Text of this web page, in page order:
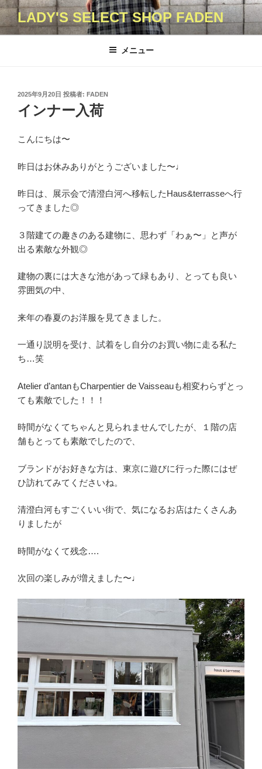
コ
ン
テ
LADY'S SELECT SHOP FADEN
メニュー
投
日:
2025年9月20日 投稿者: FADEN
インナー入荷
こんにちは〜
昨日はお休みありがとうございました〜♩
昨日は、展示会で清澄白河へ移転したHaus&terrasseへ行
ってきました◎
３階建ての趣きのある建物に、思わず「わぁ〜」と声が
出る素敵な外観◎
建物の裏には大きな池があって緑もあり、とっても良い
雰囲気の中、
来年の春夏のお洋服を見てきました。
一通り説明を受け、試着をし自分のお買い物に走る私た
ち…笑
Atelier d’antanもCharpentier de Vaisseauも相変わらずとっ
ても素敵でした！！！
時間がなくてちゃんと見られませんでしたが、１階の店
舗もとっても素敵でしたので、
ブランドがお好きな方は、東京に遊びに行った際にはぜ
ひ訪れてみてくださいね。
清澄白河もすごくいい街で、気になるお店はたくさんあ
りましたが
時間がなくて残念….
次回の楽しみが増えました〜♩